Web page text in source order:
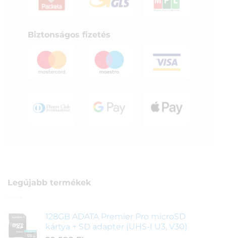
Biztonságos fizetés
Legújabb termékek
128GB ADATA Premier Pro microSD
kártya + SD adapter (UHS-I U3, V30)